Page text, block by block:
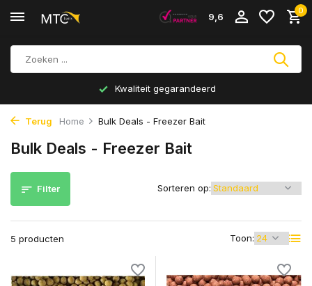
9,6
0
Kwaliteit gegarandeerd
Terug Home Bulk Deals - Freezer Bait
Bulk Deals - Freezer Bait
Filter
5 producten Toon:
Sorteren op: